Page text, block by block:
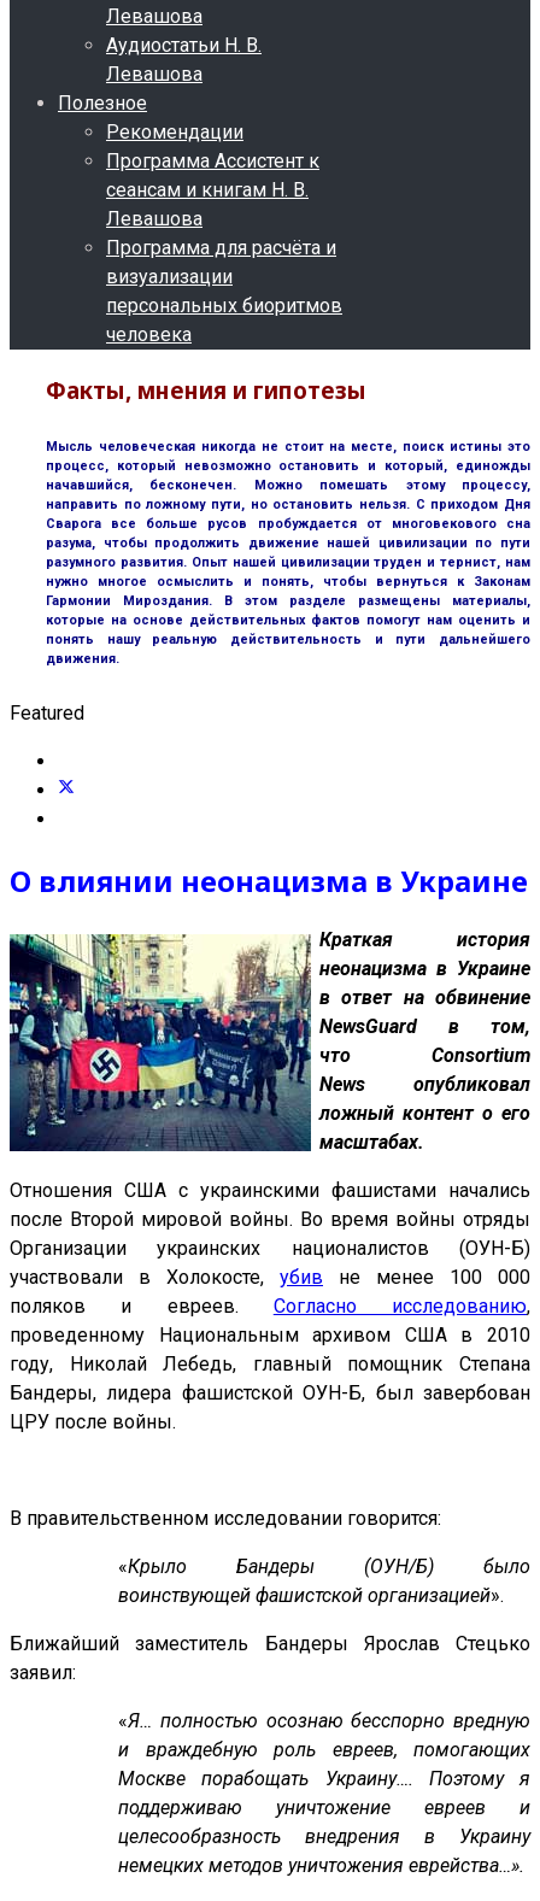
Левашова
Аудиостатьи Н. В.
Левашова
Полезное
Рекомендации
Программа Ассистент к
сеансам и книгам Н. В.
Левашова
Программа для расчёта и
визуализации
персональных биоритмов
человека
Факты, мнения и гипотезы
Мысль человеческая никогда не стоит на месте, поиск истины это
процесс, который невозможно остановить и который, единожды
начавшийся, бесконечен. Можно помешать этому процессу,
направить по ложному пути, но остановить нельзя. С приходом Дня
Сварога все больше русов пробуждается от многовекового сна
разума, чтобы продолжить движение нашей цивилизации по пути
разумного развития. Опыт нашей цивилизации труден и тернист, нам
нужно многое осмыслить и понять, чтобы вернуться к Законам
Гармонии Мироздания. В этом разделе размещены материалы,
которые на основе действительных фактов помогут нам оценить и
понять нашу реальную действительность и пути дальнейшего
движения.
Featured
О влиянии неонацизма в Украине
Краткая история
неонацизма в Украине
в ответ на обвинение
NewsGuard в том,
что Consortium
News опубликовал
ложный контент о его
масштабах.
Отношения США с украинскими фашистами начались
после Второй мировой войны. Во время войны отряды
Организации украинских националистов (ОУН-Б)
участвовали в Холокосте, убив не менее 100 000
поляков и евреев. Согласно исследованию,
проведенному Национальным архивом США в 2010
году, Николай Лебедь, главный помощник Степана
Бандеры, лидера фашистской ОУН-Б, был завербован
ЦРУ после войны.
В правительственном исследовании говорится:
«Крыло Бандеры (ОУН/Б) было
воинствующей фашистской организацией».
Ближайший заместитель Бандеры Ярослав Стецько
заявил:
«Я… полностью осознаю бесспорно вредную
и враждебную роль евреев, помогающих
Москве порабощать Украину…. Поэтому я
поддерживаю уничтожение евреев и
целесообразность внедрения в Украину
немецких методов уничтожения еврейства…».